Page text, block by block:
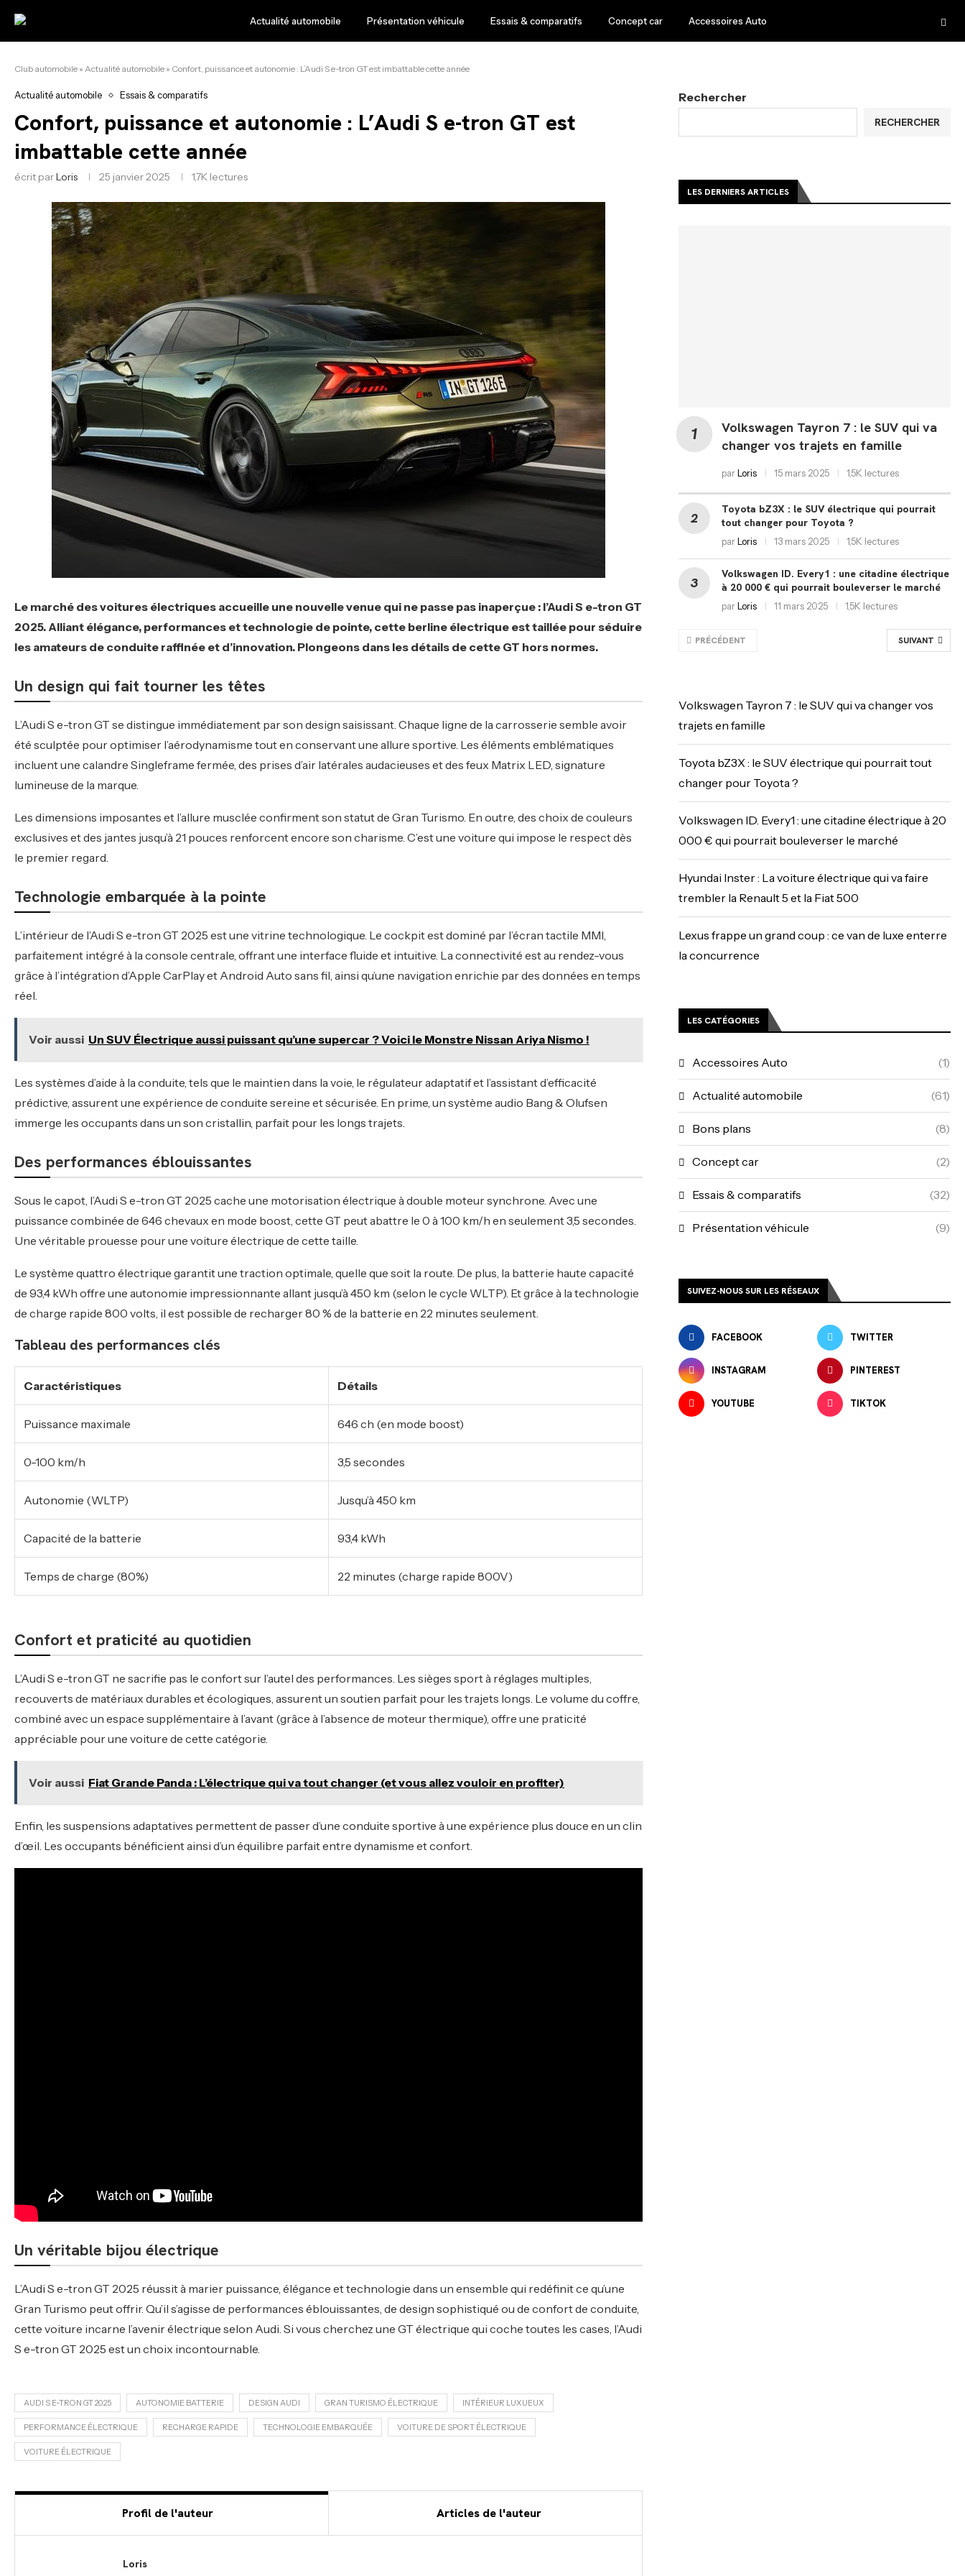
Actualité automobile Présentation véhicule Essais & comparatifs Concept car Accessoires Auto
Club automobile » Actualité automobile » Confort, puissance et autonomie : L’Audi S e-tron GT est imbattable cette année
Actualité automobile Essais & comparatifs
Confort, puissance et autonomie : L’Audi S e-tron GT est
imbattable cette année
écrit parLoris 25 janvier 2025 1,7K lectures
Le marché des voitures électriques accueille une nouvelle venue qui ne passe pas inaperçue : l’Audi S e-tron GT
2025. Alliant élégance, performances et technologie de pointe, cette berline électrique est taillée pour séduire
les amateurs de conduite raffinée et d’innovation. Plongeons dans les détails de cette GT hors normes.
Un design qui fait tourner les têtes
L’Audi S e-tron GT se distingue immédiatement par son design saisissant. Chaque ligne de la carrosserie semble avoir
été sculptée pour optimiser l’aérodynamisme tout en conservant une allure sportive. Les éléments emblématiques
incluent une calandre Singleframe fermée, des prises d’air latérales audacieuses et des feux Matrix LED, signature
lumineuse de la marque.
Les dimensions imposantes et l’allure musclée confirment son statut de Gran Turismo. En outre, des choix de couleurs
exclusives et des jantes jusqu’à 21 pouces renforcent encore son charisme. C’est une voiture qui impose le respect dès
le premier regard.
Technologie embarquée à la pointe
L’intérieur de l’Audi S e-tron GT 2025 est une vitrine technologique. Le cockpit est dominé par l’écran tactile MMI,
parfaitement intégré à la console centrale, offrant une interface fluide et intuitive. La connectivité est au rendez-vous
grâce à l’intégration d’Apple CarPlay et Android Auto sans fil, ainsi qu’une navigation enrichie par des données en temps
réel.
Voir aussi Un SUV Électrique aussi puissant qu’une supercar ? Voici le Monstre Nissan Ariya Nismo !
Les systèmes d’aide à la conduite, tels que le maintien dans la voie, le régulateur adaptatif et l’assistant d’efficacité
prédictive, assurent une expérience de conduite sereine et sécurisée. En prime, un système audio Bang & Olufsen
immerge les occupants dans un son cristallin, parfait pour les longs trajets.
Des performances éblouissantes
Sous le capot, l’Audi S e-tron GT 2025 cache une motorisation électrique à double moteur synchrone. Avec une
puissance combinée de 646 chevaux en mode boost, cette GT peut abattre le 0 à 100 km/h en seulement 3,5 secondes.
Une véritable prouesse pour une voiture électrique de cette taille.
Le système quattro électrique garantit une traction optimale, quelle que soit la route. De plus, la batterie haute capacité
de 93,4 kWh offre une autonomie impressionnante allant jusqu’à 450 km (selon le cycle WLTP). Et grâce à la technologie
de charge rapide 800 volts, il est possible de recharger 80 % de la batterie en 22 minutes seulement.
Tableau des performances clés
Caractéristiques Détails
Puissance maximale 646 ch (en mode boost)
0-100 km/h 3,5 secondes
Autonomie (WLTP) Jusqu’à 450 km
Capacité de la batterie 93,4 kWh
Temps de charge (80%) 22 minutes (charge rapide 800V)
Confort et praticité au quotidien
L’Audi S e-tron GT ne sacrifie pas le confort sur l’autel des performances. Les sièges sport à réglages multiples,
recouverts de matériaux durables et écologiques, assurent un soutien parfait pour les trajets longs. Le volume du coffre,
combiné avec un espace supplémentaire à l’avant (grâce à l’absence de moteur thermique), offre une praticité
appréciable pour une voiture de cette catégorie.
Voir aussi Fiat Grande Panda : L’électrique qui va tout changer (et vous allez vouloir en profiter)
Enfin, les suspensions adaptatives permettent de passer d’une conduite sportive à une expérience plus douce en un clin
d’œil. Les occupants bénéficient ainsi d’un équilibre parfait entre dynamisme et confort.
Un véritable bijou électrique
L’Audi S e-tron GT 2025 réussit à marier puissance, élégance et technologie dans un ensemble qui redéfinit ce qu’une
Gran Turismo peut offrir. Qu’il s’agisse de performances éblouissantes, de design sophistiqué ou de confort de conduite,
cette voiture incarne l’avenir électrique selon Audi. Si vous cherchez une GT électrique qui coche toutes les cases, l’Audi
S e-tron GT 2025 est un choix incontournable.
AUDI S E-TRON GT 2025 AUTONOMIE BATTERIE DESIGN AUDI GRAN TURISMO ÉLECTRIQUE INTÉRIEUR LUXUEUX
PERFORMANCE ÉLECTRIQUE RECHARGE RAPIDE TECHNOLOGIE EMBARQUÉE VOITURE DE SPORT ÉLECTRIQUE
VOITURE ÉLECTRIQUE
Profil de l'auteur Articles de l'auteur
Loris
Rechercher
RECHERCHER
LES DERNIERS ARTICLES
Volkswagen Tayron 7 : le SUV qui va
changer vos trajets en famille
parLoris 15 mars 2025 1,5K lectures
Toyota bZ3X : le SUV électrique qui pourrait
tout changer pour Toyota ?
parLoris 13 mars 2025 1,5K lectures
Volkswagen ID. Every1 : une citadine électrique
à 20 000 € qui pourrait bouleverser le marché
parLoris 11 mars 2025 1,5K lectures
PRÉCÉDENT SUIVANT
Volkswagen Tayron 7 : le SUV qui va changer vos
trajets en famille
Toyota bZ3X : le SUV électrique qui pourrait tout
changer pour Toyota ?
Volkswagen ID. Every1 : une citadine électrique à 20
000 € qui pourrait bouleverser le marché
Hyundai Inster : La voiture électrique qui va faire
trembler la Renault 5 et la Fiat 500
Lexus frappe un grand coup : ce van de luxe enterre
la concurrence
LES CATÉGORIES
Accessoires Auto (1)
Actualité automobile (61)
Bons plans (8)
Concept car (2)
Essais & comparatifs (32)
Présentation véhicule (9)
SUIVEZ-NOUS SUR LES RÉSEAUX
FACEBOOK TWITTER
INSTAGRAM PINTEREST
YOUTUBE TIKTOK